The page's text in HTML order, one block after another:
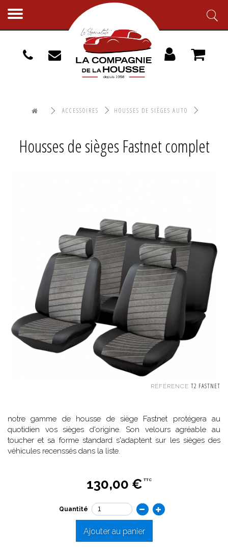
Toggle
ACCESSOIRES
HOUSSES DE SIÈGES AUTO
Housses de sièges Fastnet complet
RÉFÉRENCE T2 FASTNET
notre gamme de housse de siège Fastnet protégera au
quotidien vos sièges d'origine. Son velours agréable au
toucher et sa forme standard s'adaptent sur les sièges des
véhicules recenssés dans la liste.
130,00 € TTC
Quantité
Ajouter au panier